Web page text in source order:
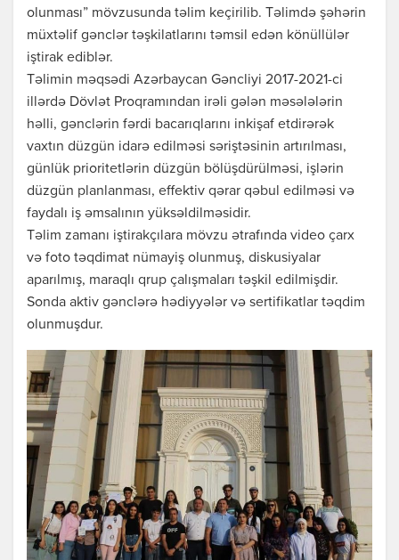
olunması” mövzusunda təlim keçirilib. Təlimdə şəhərin
müxtəlif gənclər təşkilatlarını təmsil edən könüllülər
iştirak ediblər.
Təlimin məqsədi Azərbaycan Gəncliyi 2017-2021-ci
illərdə Dövlət Proqramından irəli gələn məsələlərin
həlli, gənclərin fərdi bacarıqlarını inkişaf etdirərək
vaxtın düzgün idarə edilməsi səriştəsinin artırılması,
günlük prioritetlərin düzgün bölüşdürülməsi, işlərin
düzgün planlanması, effektiv qərar qəbul edilməsi və
faydalı iş əmsalının yüksəldilməsidir.
Təlim zamanı iştirakçılara mövzu ətrafında video çarx
və foto təqdimat nümayiş olunmuş, diskusiyalar
aparılmış, maraqlı qrup çalışmaları təşkil edilmişdir.
Sonda aktiv gənclərə hədiyyələr və sertifikatlar təqdim
olunmuşdur.